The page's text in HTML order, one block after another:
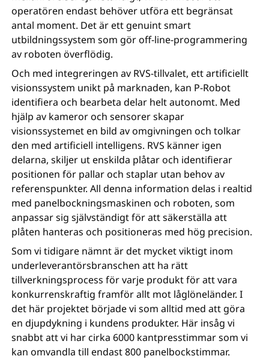
operatören endast behöver utföra ett begränsat
antal moment. Det är ett genuint smart
utbildningssystem som gör off-line-programmering
av roboten överflödig.
Och med integreringen av RVS-tillvalet, ett artificiellt
visionssystem unikt på marknaden, kan P-Robot
identifiera och bearbeta delar helt autonomt. Med
hjälp av kameror och sensorer skapar
visionssystemet en bild av omgivningen och tolkar
den med artificiell intelligens. RVS känner igen
delarna, skiljer ut enskilda plåtar och identifierar
positionen för pallar och staplar utan behov av
referenspunkter. All denna information delas i realtid
med panelbockningsmaskinen och roboten, som
anpassar sig självständigt för att säkerställa att
plåten hanteras och positioneras med hög precision.
Som vi tidigare nämnt är det mycket viktigt inom
underleverantörsbranschen att ha rätt
tillverkningsprocess för varje produkt för att vara
konkurrenskraftig framför allt mot låglöneländer. I
det här projektet började vi som alltid med att göra
en djupdykning i kundens produkter. Här insåg vi
snabbt att vi har cirka 6000 kantpresstimmar som vi
kan omvandla till endast 800 panelbockstimmar.